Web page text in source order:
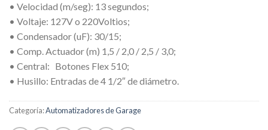
• Velocidad (m/seg): 13 segundos;
• Voltaje: 127V o 220Voltios;
• Condensador (uF): 30/15;
• Comp. Actuador (m) 1,5 / 2,0 / 2,5 / 3,0;
• Central: Botones Flex 510;
• Husillo: Entradas de 4 1/2″ de diámetro.
Categoría:Automatizadores de Garage